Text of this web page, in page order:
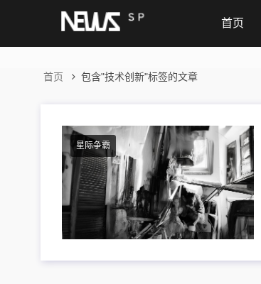
首页
首页 包含"技术创新"标签的文章
星际争霸